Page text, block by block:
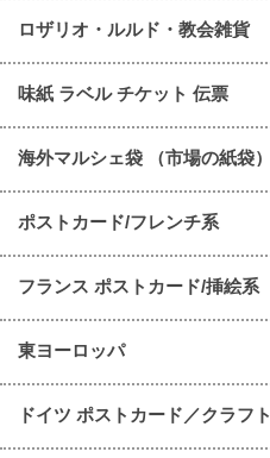
ロザリオ・ルルド・教会雑貨
味紙 ラベル チケット 伝票
海外マルシェ袋 （市場の紙袋）
ポストカード/フレンチ系
フランス ポストカード/挿絵系
東ヨーロッパ
ドイツ ポストカード／クラフト